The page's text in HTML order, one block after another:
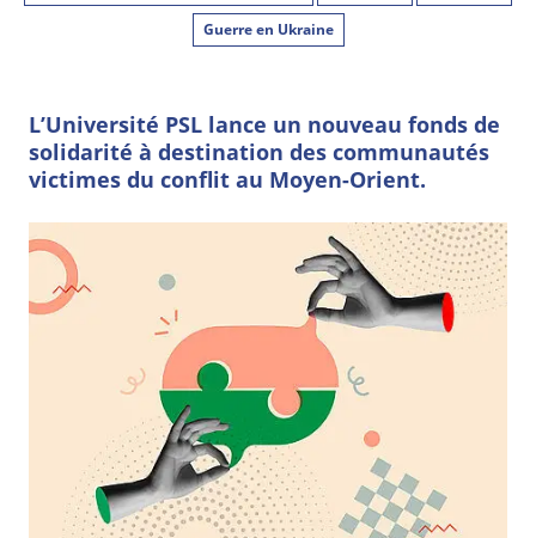
Guerre en Ukraine
L’Université PSL lance un nouveau fonds de
solidarité à destination des communautés
victimes du conflit au Moyen-Orient.